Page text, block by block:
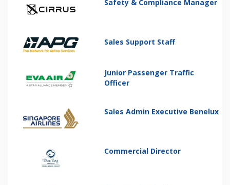
Safety & Compliance Manager
Sales Support Staff
Junior Passenger Traffic
Officer
Sales Admin Executive Benelux
Commercial Director